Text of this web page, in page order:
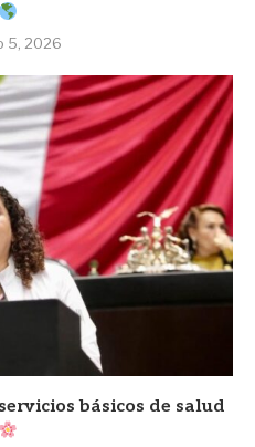
5, 2026
básicos de salud